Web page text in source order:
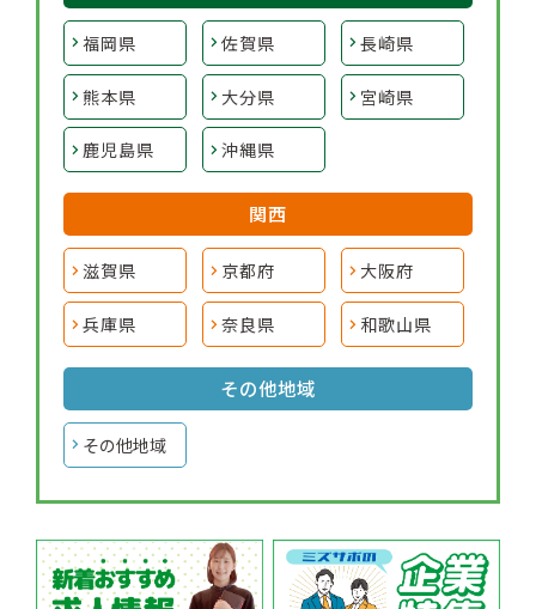
福岡県 佐賀県 長崎県
熊本県 大分県 宮崎県
鹿児島県 沖縄県
関西
滋賀県 京都府 大阪府
兵庫県 奈良県 和歌山県
その他地域
その他地域